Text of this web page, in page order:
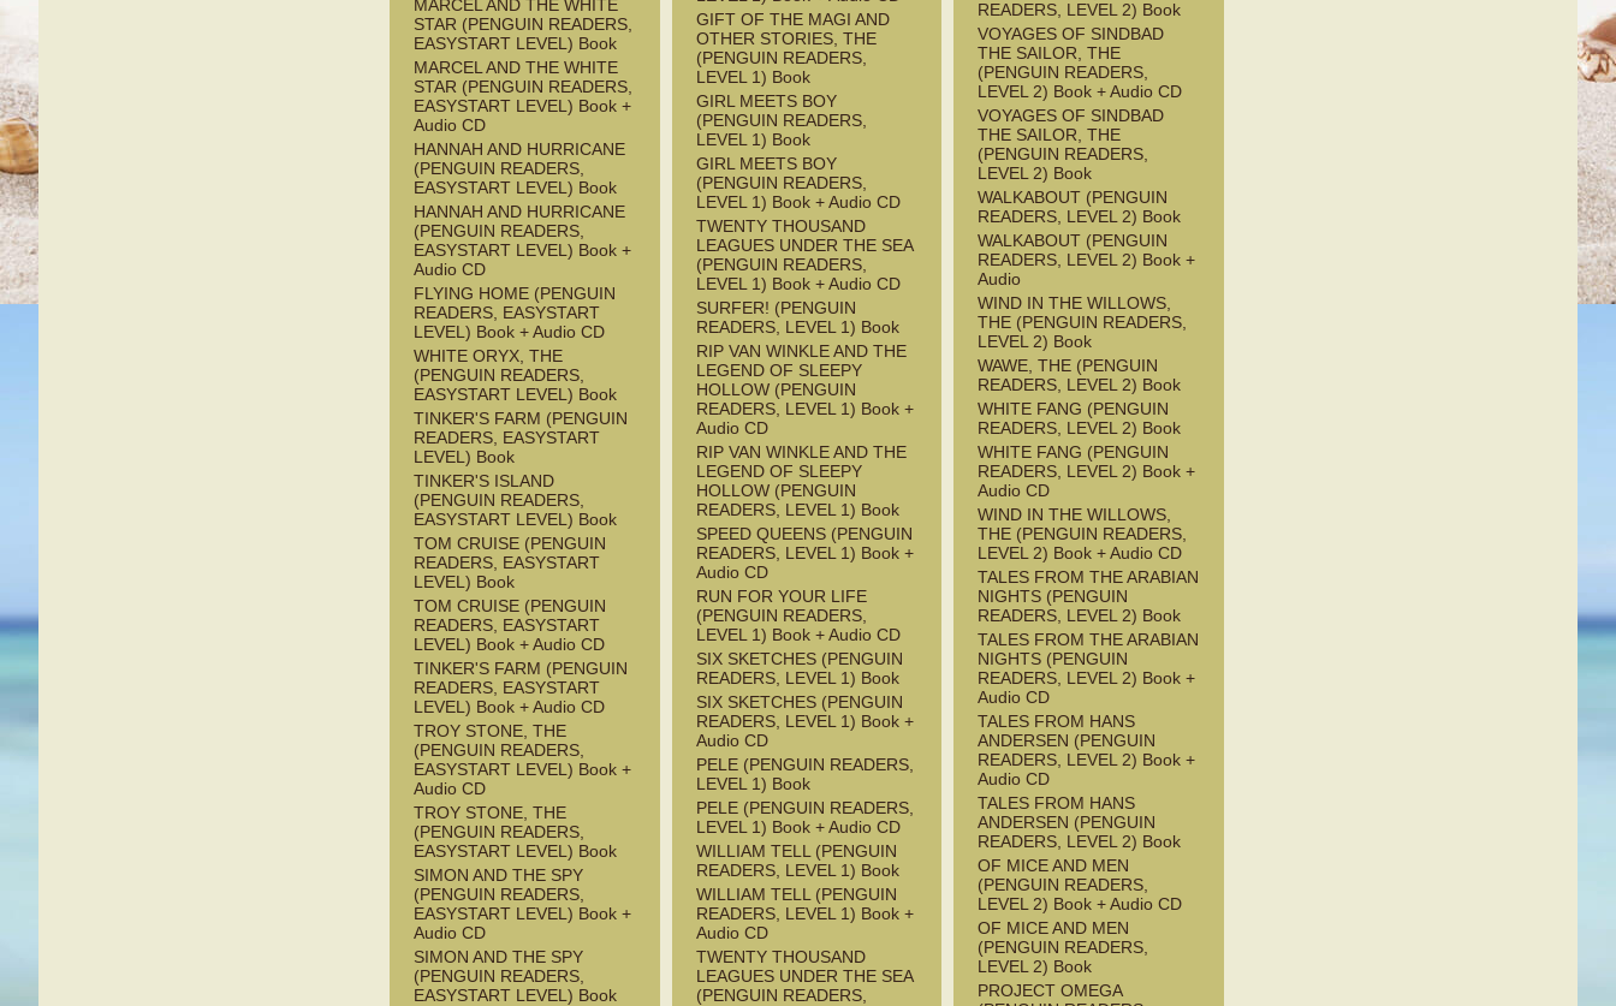
MARCEL AND THE WHITE
STAR (PENGUIN READERS,
EASYSTART LEVEL) Book
MARCEL AND THE WHITE
STAR (PENGUIN READERS,
EASYSTART LEVEL) Book +
Audio CD
HANNAH AND HURRICANE
(PENGUIN READERS,
EASYSTART LEVEL) Book
HANNAH AND HURRICANE
(PENGUIN READERS,
EASYSTART LEVEL) Book +
Audio CD
FLYING HOME (PENGUIN
READERS, EASYSTART
LEVEL) Book + Audio CD
WHITE ORYX, THE
(PENGUIN READERS,
EASYSTART LEVEL) Book
TINKER'S FARM (PENGUIN
READERS, EASYSTART
LEVEL) Book
TINKER'S ISLAND
(PENGUIN READERS,
EASYSTART LEVEL) Book
TOM CRUISE (PENGUIN
READERS, EASYSTART
LEVEL) Book
TOM CRUISE (PENGUIN
READERS, EASYSTART
LEVEL) Book + Audio CD
TINKER'S FARM (PENGUIN
READERS, EASYSTART
LEVEL) Book + Audio CD
TROY STONE, THE
(PENGUIN READERS,
EASYSTART LEVEL) Book +
Audio CD
TROY STONE, THE
(PENGUIN READERS,
EASYSTART LEVEL) Book
SIMON AND THE SPY
(PENGUIN READERS,
EASYSTART LEVEL) Book +
Audio CD
SIMON AND THE SPY
(PENGUIN READERS,
EASYSTART LEVEL) Book
GIFT OF THE MAGI AND
OTHER STORIES, THE
(PENGUIN READERS,
LEVEL 1) Book
GIRL MEETS BOY
(PENGUIN READERS,
LEVEL 1) Book
GIRL MEETS BOY
(PENGUIN READERS,
LEVEL 1) Book + Audio CD
TWENTY THOUSAND
LEAGUES UNDER THE SEA
(PENGUIN READERS,
LEVEL 1) Book + Audio CD
SURFER! (PENGUIN
READERS, LEVEL 1) Book
RIP VAN WINKLE AND THE
LEGEND OF SLEEPY
HOLLOW (PENGUIN
READERS, LEVEL 1) Book +
Audio CD
RIP VAN WINKLE AND THE
LEGEND OF SLEEPY
HOLLOW (PENGUIN
READERS, LEVEL 1) Book
SPEED QUEENS (PENGUIN
READERS, LEVEL 1) Book +
Audio CD
RUN FOR YOUR LIFE
(PENGUIN READERS,
LEVEL 1) Book + Audio CD
SIX SKETCHES (PENGUIN
READERS, LEVEL 1) Book
SIX SKETCHES (PENGUIN
READERS, LEVEL 1) Book +
Audio CD
PELE (PENGUIN READERS,
LEVEL 1) Book
PELE (PENGUIN READERS,
LEVEL 1) Book + Audio CD
WILLIAM TELL (PENGUIN
READERS, LEVEL 1) Book
WILLIAM TELL (PENGUIN
READERS, LEVEL 1) Book +
Audio CD
TWENTY THOUSAND
LEAGUES UNDER THE SEA
(PENGUIN READERS,
READERS, LEVEL 2) Book
VOYAGES OF SINDBAD
THE SAILOR, THE
(PENGUIN READERS,
LEVEL 2) Book + Audio CD
VOYAGES OF SINDBAD
THE SAILOR, THE
(PENGUIN READERS,
LEVEL 2) Book
WALKABOUT (PENGUIN
READERS, LEVEL 2) Book
WALKABOUT (PENGUIN
READERS, LEVEL 2) Book +
Audio
WIND IN THE WILLOWS,
THE (PENGUIN READERS,
LEVEL 2) Book
WAWE, THE (PENGUIN
READERS, LEVEL 2) Book
WHITE FANG (PENGUIN
READERS, LEVEL 2) Book
WHITE FANG (PENGUIN
READERS, LEVEL 2) Book +
Audio CD
WIND IN THE WILLOWS,
THE (PENGUIN READERS,
LEVEL 2) Book + Audio CD
TALES FROM THE ARABIAN
NIGHTS (PENGUIN
READERS, LEVEL 2) Book
TALES FROM THE ARABIAN
NIGHTS (PENGUIN
READERS, LEVEL 2) Book +
Audio CD
TALES FROM HANS
ANDERSEN (PENGUIN
READERS, LEVEL 2) Book +
Audio CD
TALES FROM HANS
ANDERSEN (PENGUIN
READERS, LEVEL 2) Book
OF MICE AND MEN
(PENGUIN READERS,
LEVEL 2) Book + Audio CD
OF MICE AND MEN
(PENGUIN READERS,
LEVEL 2) Book
PROJECT OMEGA